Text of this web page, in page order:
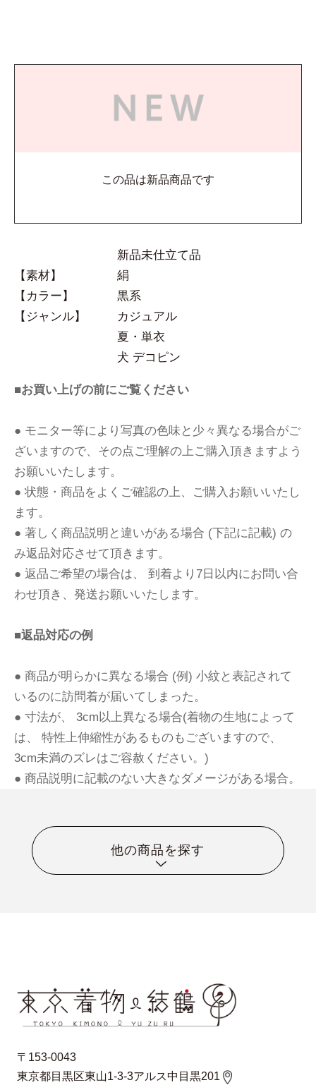
この品は新品商品です
新品未仕立て品
【素材】
絹
【カラー】
黒系
【ジャンル】
カジュアル
夏・単衣
犬 デコピン
■お買い上げの前にご覧ください
● モニター等により写真の色味と少々異なる場合がご
ざいますので、その点ご理解の上ご購入頂きますよう
お願いいたします。
● 状態・商品をよくご確認の上、ご購入お願いいたし
ます。
● 著しく商品説明と違いがある場合 (下記に記載) の
み返品対応させて頂きます。
● 返品ご希望の場合は、 到着より7日以内にお問い合
わせ頂き、発送お願いいたします。
■返品対応の例
● 商品が明らかに異なる場合 (例) 小紋と表記されて
いるのに訪問着が届いてしまった。
● 寸法が、 3cm以上異なる場合(着物の生地によって
は、 特性上伸縮性があるものもございますので、
3cm未満のズレはご容赦ください。)
● 商品説明に記載のない大きなダメージがある場合。
他の商品を探す
〒153-0043
東京都目黒区東山1-3-3アルス中目黒201